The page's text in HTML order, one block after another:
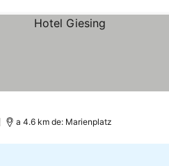
a 4.6 km de: Marienplatz